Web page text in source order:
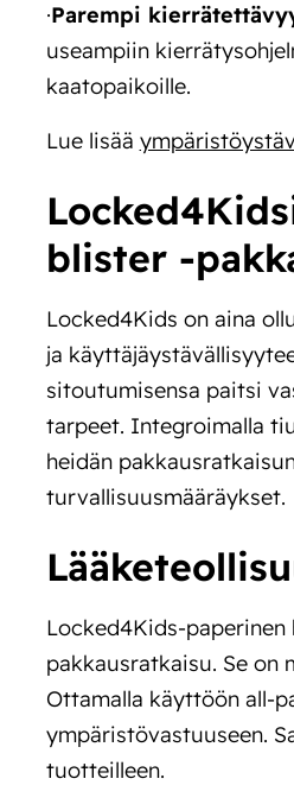
·Parempi
useampiin
kaatopaikoille.
Lue lisää
blister -
Locked4Kids on aina
ja
sitoutumisensa paitsi
tarpeet. Integroimalla
heidän
turvallisuusmääräykset.
Locked4Kids-paperinen
pakkausratkaisu. Se on
Ottamalla käyttöön all-
ympäristövastuuseen.
tuotteilleen.